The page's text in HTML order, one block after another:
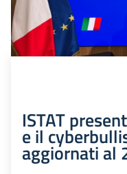
ISTAT
e il
aggiornati al